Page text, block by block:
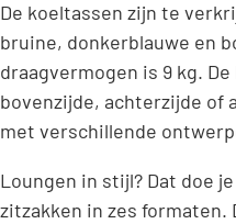
De koeltassen zijn te
bruine, donkerblauwe en
draagvermogen is 9 kg.
bovenzijde, achterzijde of
met verschillende
Loungen in stijl? Dat doe
zitzakken in zes formaten.